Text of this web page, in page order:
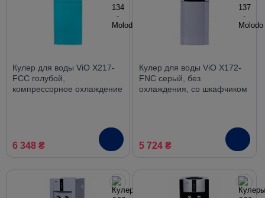
Кулер для воды ViO X217-
FCC голубой,
компрессорное охлаждение
6 348 ₴
Кулер для воды ViO X172-
FNC серый, без
охлаждения, со шкафчиком
5 724 ₴